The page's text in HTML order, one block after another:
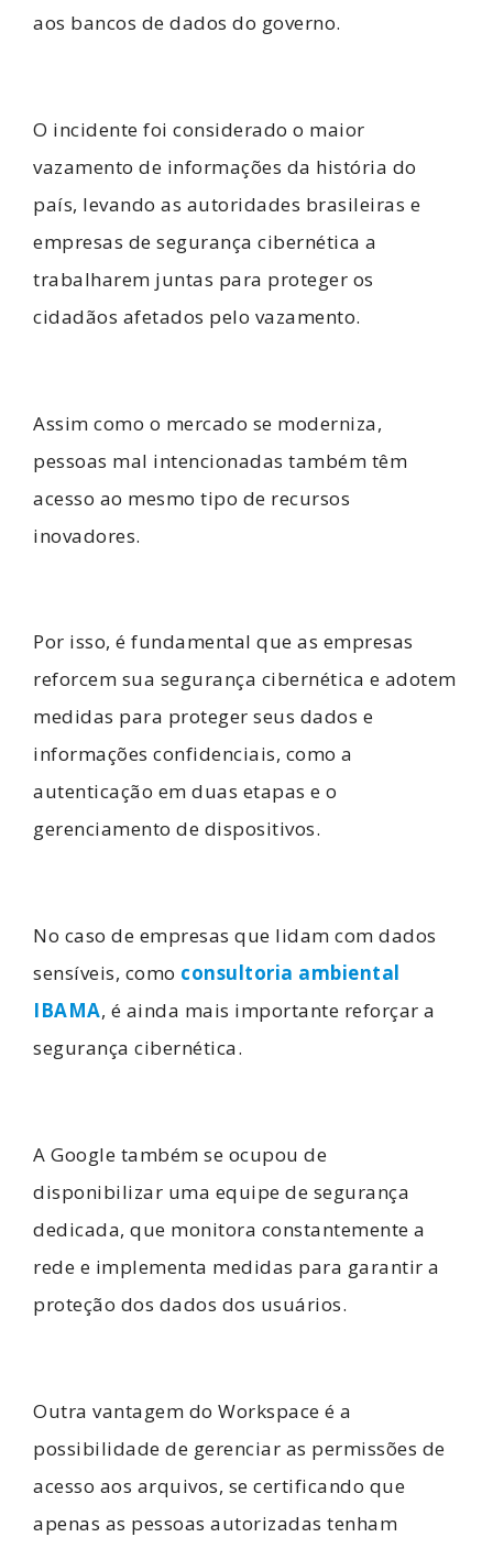
aos bancos de dados do governo.
O incidente foi considerado o maior
vazamento de informações da história do
país, levando as autoridades brasileiras e
empresas de segurança cibernética a
trabalharem juntas para proteger os
cidadãos afetados pelo vazamento.
Assim como o mercado se moderniza,
pessoas mal intencionadas também têm
acesso ao mesmo tipo de recursos
inovadores.
Por isso, é fundamental que as empresas
reforcem sua segurança cibernética e adotem
medidas para proteger seus dados e
informações confidenciais, como a
autenticação em duas etapas e o
gerenciamento de dispositivos.
No caso de empresas que lidam com dados
sensíveis, como consultoria ambiental
IBAMA, é ainda mais importante reforçar a
segurança cibernética.
A Google também se ocupou de
disponibilizar uma equipe de segurança
dedicada, que monitora constantemente a
rede e implementa medidas para garantir a
proteção dos dados dos usuários.
Outra vantagem do Workspace é a
possibilidade de gerenciar as permissões de
acesso aos arquivos, se certificando que
apenas as pessoas autorizadas tenham